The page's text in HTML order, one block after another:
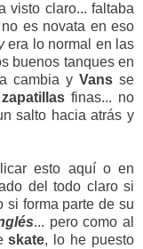
visto claro... faltaba
es novata en eso
era lo normal en las
buenos tanques en
cambia y Vans se
zapatillas finas... no
salto hacia atrás y
esto aquí o en
del todo claro si
si forma parte de su
... pero como al
skate, lo he puesto